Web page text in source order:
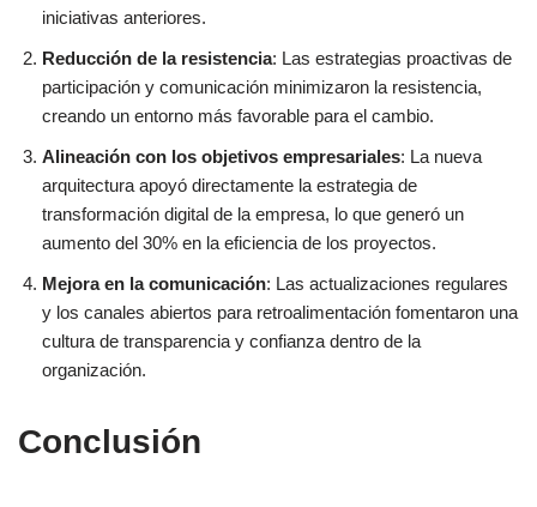
iniciativas anteriores.
Reducción de la resistencia: Las estrategias proactivas de
participación y comunicación minimizaron la resistencia,
creando un entorno más favorable para el cambio.
Alineación con los objetivos empresariales: La nueva
arquitectura apoyó directamente la estrategia de
transformación digital de la empresa, lo que generó un
aumento del 30% en la eficiencia de los proyectos.
Mejora en la comunicación: Las actualizaciones regulares
y los canales abiertos para retroalimentación fomentaron una
cultura de transparencia y confianza dentro de la
organización.
Conclusión